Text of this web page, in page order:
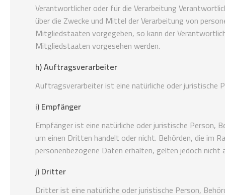
Verantwortlicher oder für die Verarbeitung
über die Zwecke und Mittel der Verarbeitung von
Mitgliedstaaten vorgegeben, so kann der
Mitgliedstaaten vorgesehen werden.
h) Auftragsverarbeiter
Auftragsverarbeiter ist eine natürliche oder juristische
i) Empfänger
Empfänger ist eine natürliche oder juristische Person,
um einen Dritten handelt oder nicht. Behörden, die im
personenbezogene Daten erhalten, gelten jedoch nicht
j) Dritter
Dritter ist eine natürliche oder juristische Person,